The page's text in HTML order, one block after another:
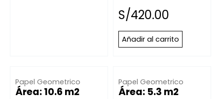
S/420.00
Añadir al carrito
Papel Geometrico
Área: 10.6 m2
Papel Geometrico
Área: 5.3 m2